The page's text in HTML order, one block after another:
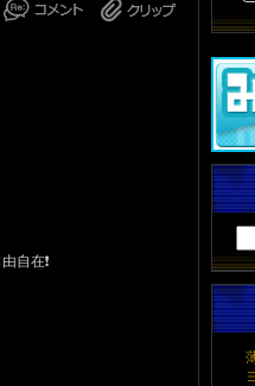
自在❗️